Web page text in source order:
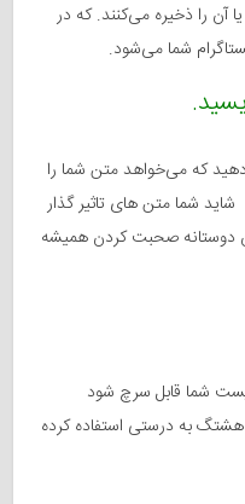
آن را ذخیره می‌کنند. که در
شما می‌شود.
که می‌خواهد متن شما را
شما متن های تاثیر گذار
دوستانه صحبت کردن همیشه
شما قابل سرچ شود
به درستی استفاده کرده